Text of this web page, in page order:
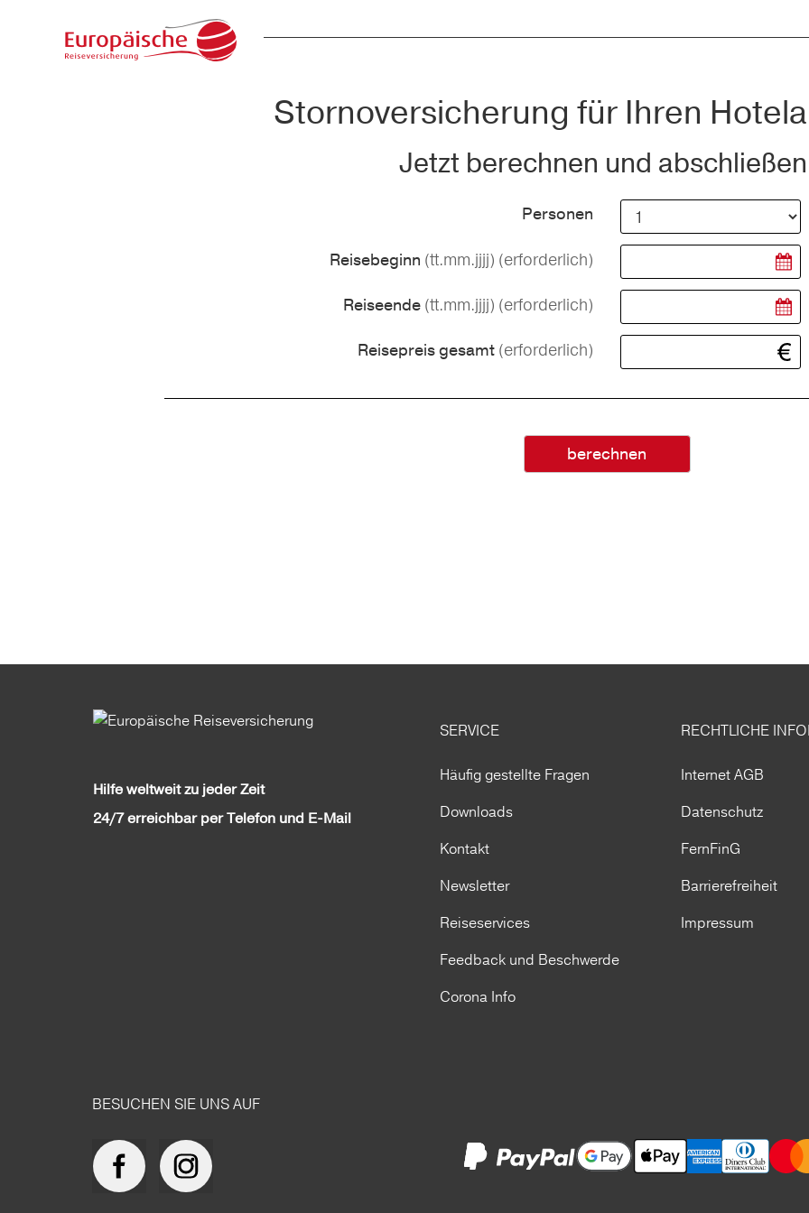
Stornoversicherung für Ihren
Jetzt berechnen und
Personen
Reisebeginn (tt.mm.jjjj) (erforderlich)
Reiseende (tt.mm.jjjj) (erforderlich)
Reisepreis gesamt (erforderlich)
berechnen
Hilfe weltweit zu jeder Zeit
24/7 erreichbar per Telefon und E-Mail
SERVICE
Häufig gestellte Fragen
Downloads
Kontakt
Newsletter
Reiseservices
Feedback und Beschwerde
Corona Info
RECHTLICHE
Internet AGB
Datenschutz
FernFinG
Barrierefreiheit
Impressum
BESUCHEN SIE UNS AUF